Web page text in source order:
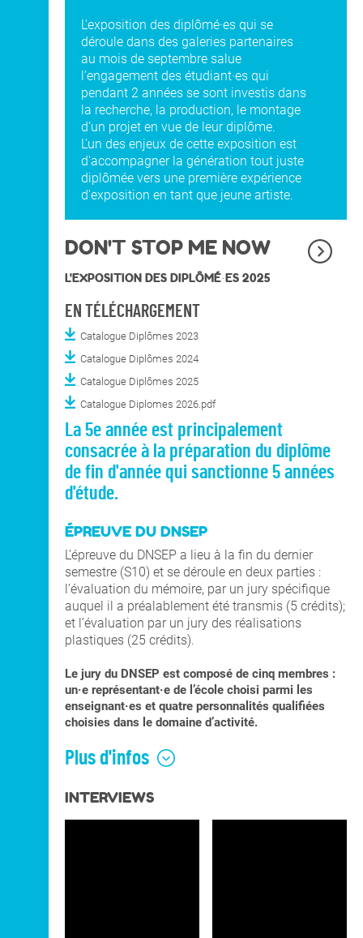
L'exposition des diplômé·es qui se
déroule dans des galeries partenaires
au mois de septembre salue
l’engagement des étudiant·es qui
pendant 2 années se sont investis dans
la recherche, la production, le montage
d’un projet en vue de leur diplôme.
L'un des enjeux de cette exposition est
d'accompagner la génération tout juste
diplômée vers une première expérience
d'exposition en tant que jeune artiste.
DON'T STOP ME NOW
L'EXPOSITION DES DIPLÔMÉ·ES 2025
EN TÉLÉCHARGEMENT
Catalogue Diplômes 2023
Catalogue Diplômes 2024
Catalogue Diplômes 2025
Catalogue Diplomes 2026.pdf
La 5e année est principalement
consacrée à la préparation du diplôme
de fin d'année qui sanctionne 5 années
d'étude.
ÉPREUVE DU DNSEP
L’épreuve du DNSEP a lieu à la fin du dernier
semestre (S10) et se déroule en deux parties :
l’évaluation du mémoire, par un jury spécifique
auquel il a préalablement été transmis (5 crédits);
et l’évaluation par un jury des réalisations
plastiques (25 crédits).
Le jury du DNSEP est composé de cinq membres :
un·e représentant·e de l’école choisi parmi les
enseignant·es et quatre personnalités qualifiées
choisies dans le domaine d’activité.
Plus d'infos
LE JURY
Le jury spécifique du mémoire dont l’un des
INTERVIEWS